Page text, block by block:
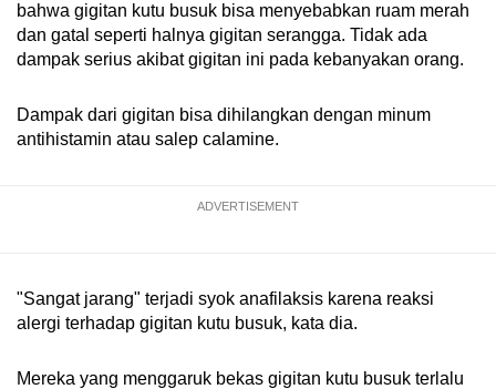
bahwa gigitan kutu busuk bisa menyebabkan ruam merah
dan gatal seperti halnya gigitan serangga. Tidak ada
dampak serius akibat gigitan ini pada kebanyakan orang.
Dampak dari gigitan bisa dihilangkan dengan minum
antihistamin atau salep calamine.
ADVERTISEMENT
"Sangat jarang" terjadi syok anafilaksis karena reaksi
alergi terhadap gigitan kutu busuk, kata dia.
Mereka yang menggaruk bekas gigitan kutu busuk terlalu